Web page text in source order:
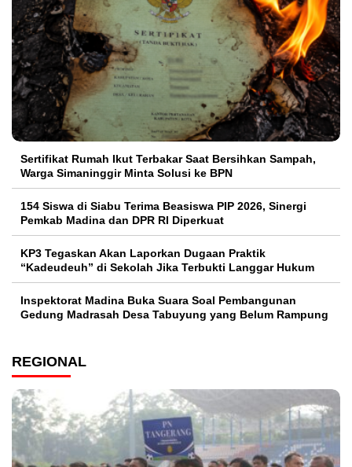
Sertifikat Rumah Ikut Terbakar Saat Bersihkan Sampah,
Warga Simaninggir Minta Solusi ke BPN
154 Siswa di Siabu Terima Beasiswa PIP 2026, Sinergi
Pemkab Madina dan DPR RI Diperkuat
KP3 Tegaskan Akan Laporkan Dugaan Praktik
“Kadeudeuh” di Sekolah Jika Terbukti Langgar Hukum
Inspektorat Madina Buka Suara Soal Pembangunan
Gedung Madrasah Desa Tabuyung yang Belum Rampung
REGIONAL